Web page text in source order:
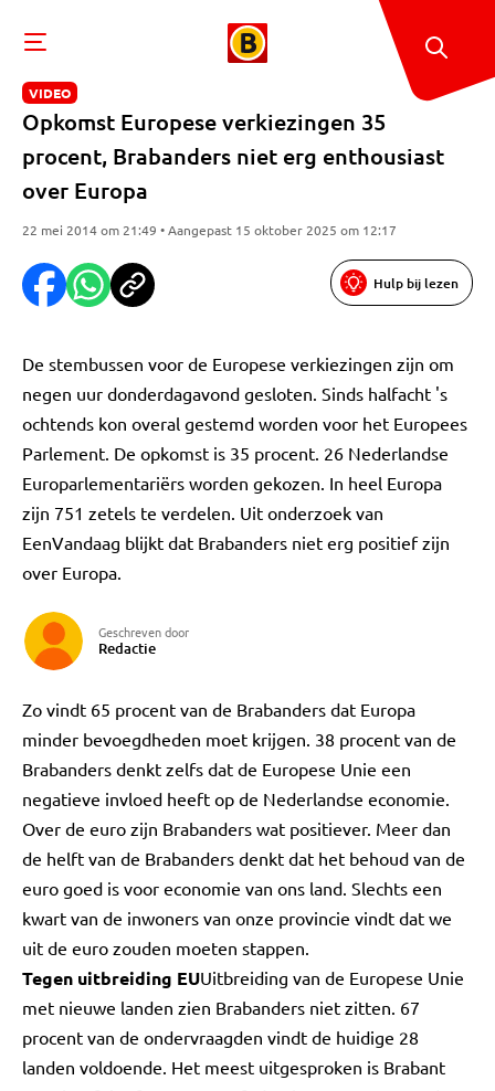
VIDEO
Opkomst Europese verkiezingen 35
procent, Brabanders niet erg enthousiast
over Europa
22 mei 2014 om 21:49 • Aangepast 15 oktober 2025 om 12:17
Hulp bij lezen
De stembussen voor de Europese verkiezingen zijn om
negen uur donderdagavond gesloten. Sinds halfacht 's
ochtends kon overal gestemd worden voor het Europees
Parlement. De opkomst is 35 procent. 26 Nederlandse
Europarlementariërs worden gekozen. In heel Europa
zijn 751 zetels te verdelen. Uit onderzoek van
EenVandaag blijkt dat Brabanders niet erg positief zijn
over Europa.
Geschreven door
Redactie
Zo vindt 65 procent van de Brabanders dat Europa
minder bevoegdheden moet krijgen. 38 procent van de
Brabanders denkt zelfs dat de Europese Unie een
negatieve invloed heeft op de Nederlandse economie.
Over de euro zijn Brabanders wat positiever. Meer dan
de helft van de Brabanders denkt dat het behoud van de
euro goed is voor economie van ons land. Slechts een
kwart van de inwoners van onze provincie vindt dat we
uit de euro zouden moeten stappen.
Tegen uitbreiding EUUitbreiding van de Europese Unie
met nieuwe landen zien Brabanders niet zitten. 67
procent van de ondervraagden vindt de huidige 28
landen voldoende. Het meest uitgesproken is Brabant